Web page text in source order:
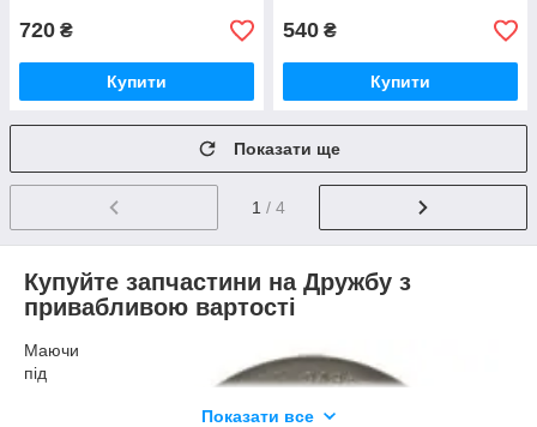
720 ₴
Купити
540 ₴
Купити
Показати ще
1 / 4
Купуйте запчастини на Дружбу з
привабливою вартості
Маючи
під
Показати все